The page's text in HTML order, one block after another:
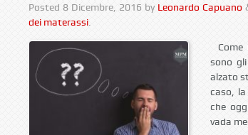
Posted 8 Dicembre, 2016 by Leonardo Capuano
dei materassi.
Come
sono
alzato
caso,
che
vada